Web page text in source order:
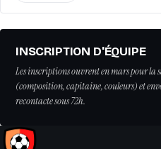
INSCRIPTION D'ÉQUIPE
Les inscriptions ouvrent en mars pour la
(composition, capitaine, couleurs) et
recontacte sous 72h.